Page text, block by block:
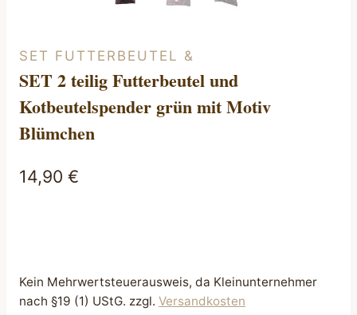
SET FUTTERBEUTEL &
SET 2 teilig Futterbeutel und
Kotbeutelspender grün mit Motiv
Blümchen
14,90 €
Kein Mehrwertsteuerausweis, da Kleinunternehmer
nach §19 (1) UStG. zzgl. Versandkosten